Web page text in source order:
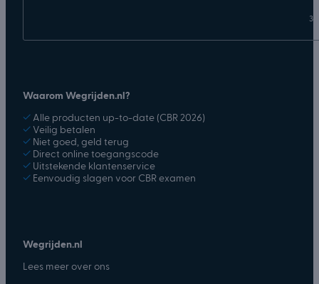
Waarom Wegrijden.nl?
✓ Alle producten up-to-date (CBR 2026)
✓ Veilig betalen
✓ Niet goed, geld terug
✓ Direct online toegangscode
✓ Uitstekende klantenservice
✓ Eenvoudig slagen voor CBR examen
Wegrijden.nl
Lees meer over ons